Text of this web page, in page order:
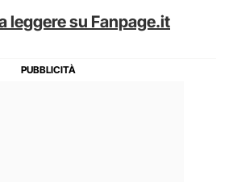
leggere su Fanpage.it